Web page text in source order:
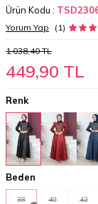
Ürün Kodu :
Yorum Yap (1)
1.038,40TL
449,90 TL
Renk
Beden
38 40 42